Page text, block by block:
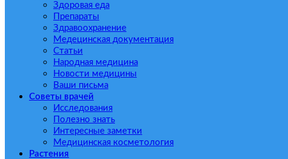
Здоровая еда
Препараты
Здравоохранение
Медецинская документация
Статьи
Народная медицина
Новости медицины
Ваши письма
Советы врачей
Исследования
Полезно знать
Интересные заметки
Медицинская косметология
Растения